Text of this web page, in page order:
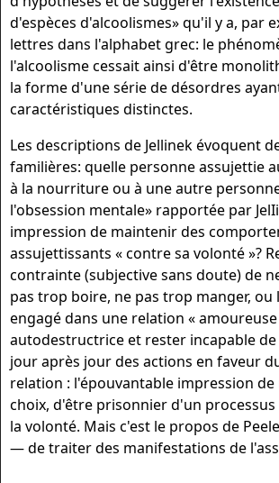
d'espèces d'alcoolismes» qu'il y a, par
lettres dans l'alphabet grec: le
l'alcoolisme cessait ainsi d'être
la forme d'une série de désordres
caractéristiques distinctes.
Les descriptions de Jellinek évoquent
familières: quelle personne assujettie
à la nourriture ou à une autre
l'obsession mentale» rapportée par
impression de maintenir des
assujettissants « contre sa volonté »?
contrainte (subjective sans doute) de
pas trop boire, ne pas trop manger, ou
engagé dans une relation «
autodestructrice et rester incapable
jour après jour des actions en faveur
relation : l'épouvantable impression de
choix, d'être prisonnier d'un
la volonté. Mais c'est le propos de
— de traiter des manifestations de